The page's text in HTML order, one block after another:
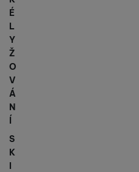
É
L
Y
Ž
O
V
Á
N
Í
S
K
I